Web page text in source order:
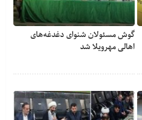
گوش مسئولان شنوای دغدغه‎‌های
اهالی مهرویلا شد